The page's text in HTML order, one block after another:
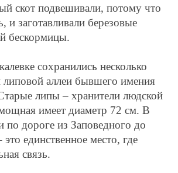
скот подвешивали, потому что
и заготавливали березовые
бескормицы.
сохранились несколько
липовой аллеи бывшего имения
липы – хранители людской
имеет диаметр 72 см. В
по дороге из Заповедного до
единственное место, где
связь.